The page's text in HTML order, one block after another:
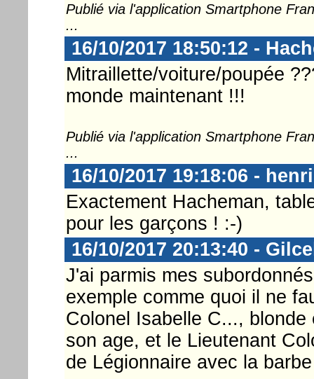
Publié via l'application Smartphone
...
16/10/2017 18:50:12 -
Mitraillette/voiture/poupée
monde maintenant !!!
Publié via l'application Smartphone
...
16/10/2017 19:18:06 - henri
Exactement Hacheman,
pour les garçons ! :-)
16/10/2017 20:13:40 -
J'ai parmis mes
exemple comme quoi il ne
Colonel Isabelle C...,
son age, et le Lieutenant
de Légionnaire avec la